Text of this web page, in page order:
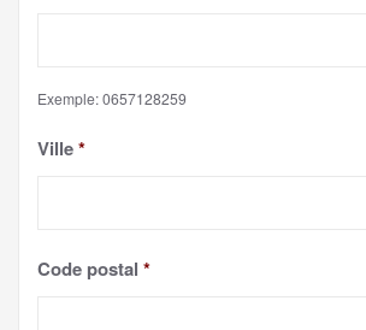
Exemple: 0657128259
Ville*
Code postal *